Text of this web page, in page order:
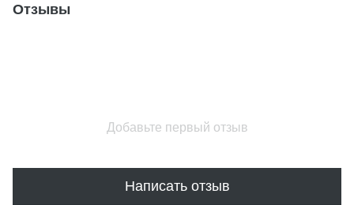
Отзывы
Добавьте первый отзыв
Написать отзыв